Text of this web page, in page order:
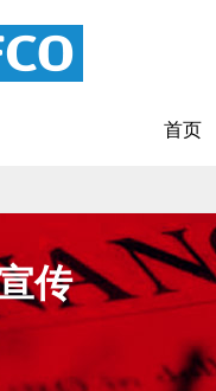
首页
传